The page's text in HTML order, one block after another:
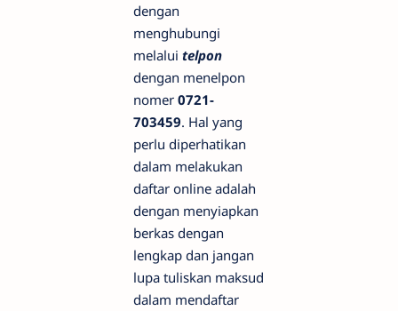
dengan
menghubungi
melalui telpon
dengan menelpon
nomer 0721-
703459. Hal yang
perlu diperhatikan
dalam melakukan
daftar online adalah
dengan menyiapkan
berkas dengan
lengkap dan jangan
lupa tuliskan maksud
dalam mendaftar